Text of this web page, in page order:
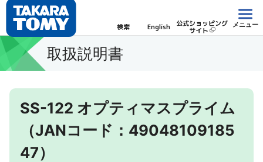
検索 English 公式ショッピング
サイト
メニュー
取扱説明書
SS-122 オプティマスプライム
（JANコード：49048109185
47）